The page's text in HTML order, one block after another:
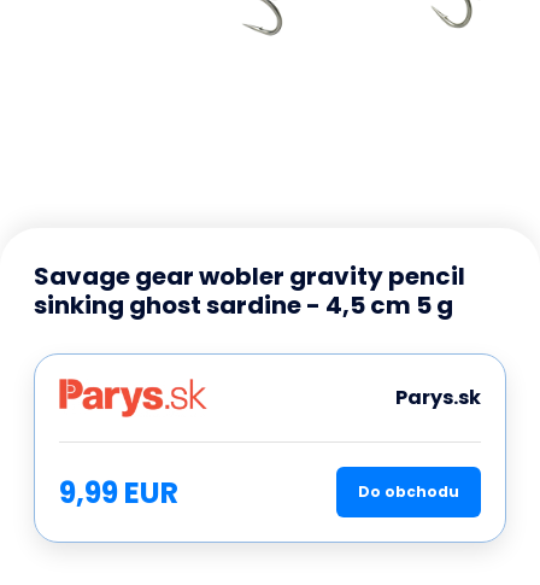
Savage gear wobler gravity pencil
sinking ghost sardine - 4,5 cm 5 g
Parys.sk
9,99 EUR Do obchodu